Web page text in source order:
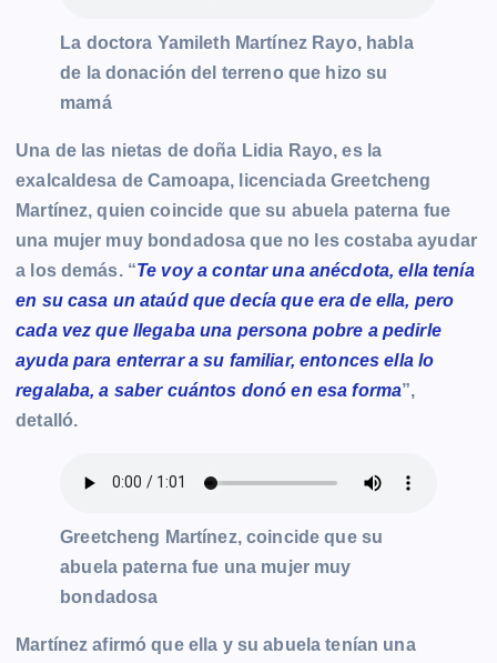
La doctora Yamileth Martínez Rayo, habla
de la donación del terreno que hizo su
mamá
Una de las nietas de doña Lidia Rayo, es la
exalcaldesa de Camoapa, licenciada Greetcheng
Martínez, quien coincide que su abuela paterna fue
una mujer muy bondadosa que no les costaba ayudar
a los demás. “Te voy a contar una anécdota, ella tenía
en su casa un ataúd que decía que era de ella, pero
cada vez que llegaba una persona pobre a pedirle
ayuda para enterrar a su familiar, entonces ella lo
regalaba, a saber cuántos donó en esa forma”,
detalló.
Greetcheng Martínez, coincide que su
abuela paterna fue una mujer muy
bondadosa
Martínez afirmó que ella y su abuela tenían una